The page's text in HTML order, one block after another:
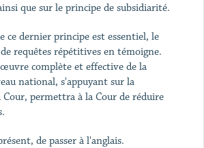
que sur le principe de subsidiarité.
ce dernier principe est essentiel, le
requêtes répétitives en témoigne.
complète et effective de la
national, s'appuyant sur la
Cour, permettra à la Cour de réduire
de passer à l'anglais.